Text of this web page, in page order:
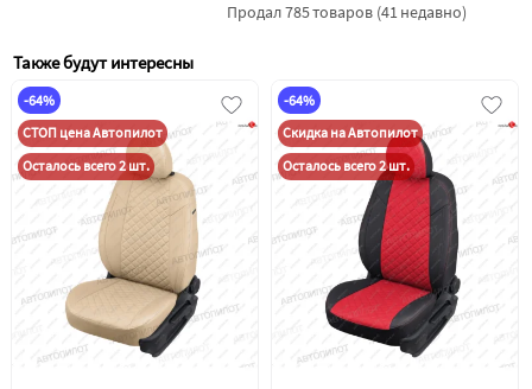
Продал 785 товаров (41 недавно)
Также будут интересны
-64%
СТОП цена Автопилот
Осталось всего 2 шт.
-64%
Скидка на Автопилот
Осталось всего 2 шт.